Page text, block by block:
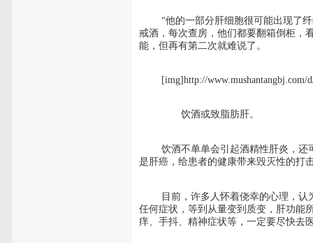
“他的一部分肝细胞很可能出现了纤
戒酒，每次查房，他们都要翻箱倒柜，
能，但再有第二次就难说了。
[img]http://www.mushantangbj.com/d/
饮酒或致脂肪肝。
饮酒不单单会引起酒精性肝炎，还可
是肝癌，给患者的健康带来毁灭性的打
目前，许多人怀着侥幸的心理，认为
任何症状，等到从量变到质变，肝功能
痒、手抖、精神症状等，一定要尽快去